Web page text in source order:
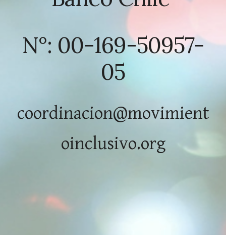
N°: 00-169-50957-
05
coordinacion@movimient
oinclusivo.org